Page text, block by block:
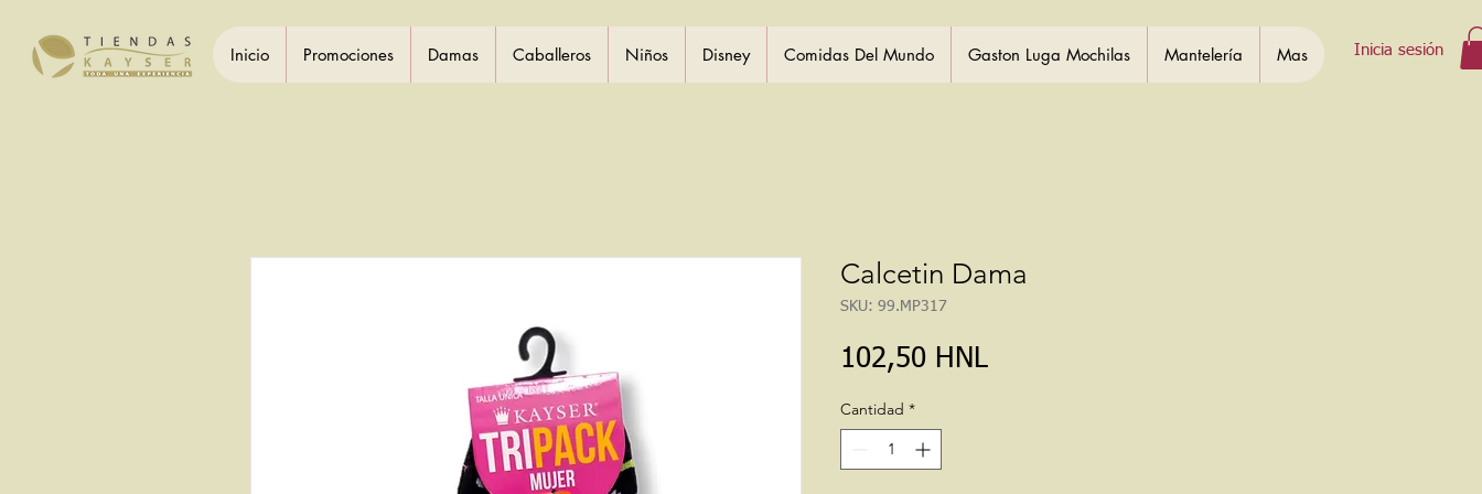
Inicio Promociones Damas Caballeros Niños Disney Comidas Del Mundo Gaston Luga Mochilas Mantelería Mas Inicia sesión
Calcetin Dama
SKU: 99.MP317
102,50 HNLPrecio
Cantidad *